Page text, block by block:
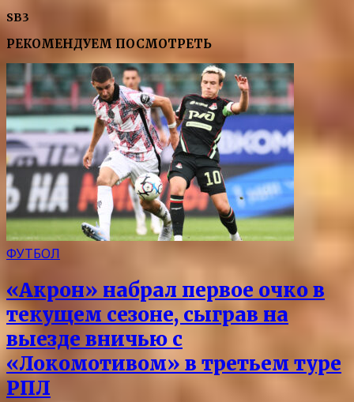
SB3
РЕКОМЕНДУЕМ ПОСМОТРЕТЬ
ФУТБОЛ
«Акрон» набрал первое очко в
текущем сезоне, сыграв на
выезде вничью с
«Локомотивом» в третьем туре
РПЛ